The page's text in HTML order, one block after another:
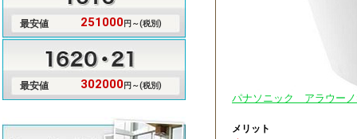
パナソニック アラウー
メリット
最安値 251000円～(税別)
最安値 302000円～(税別)